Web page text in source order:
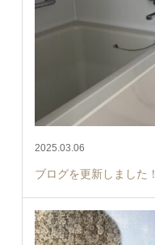
2025.03.06
ブログを更新しました！